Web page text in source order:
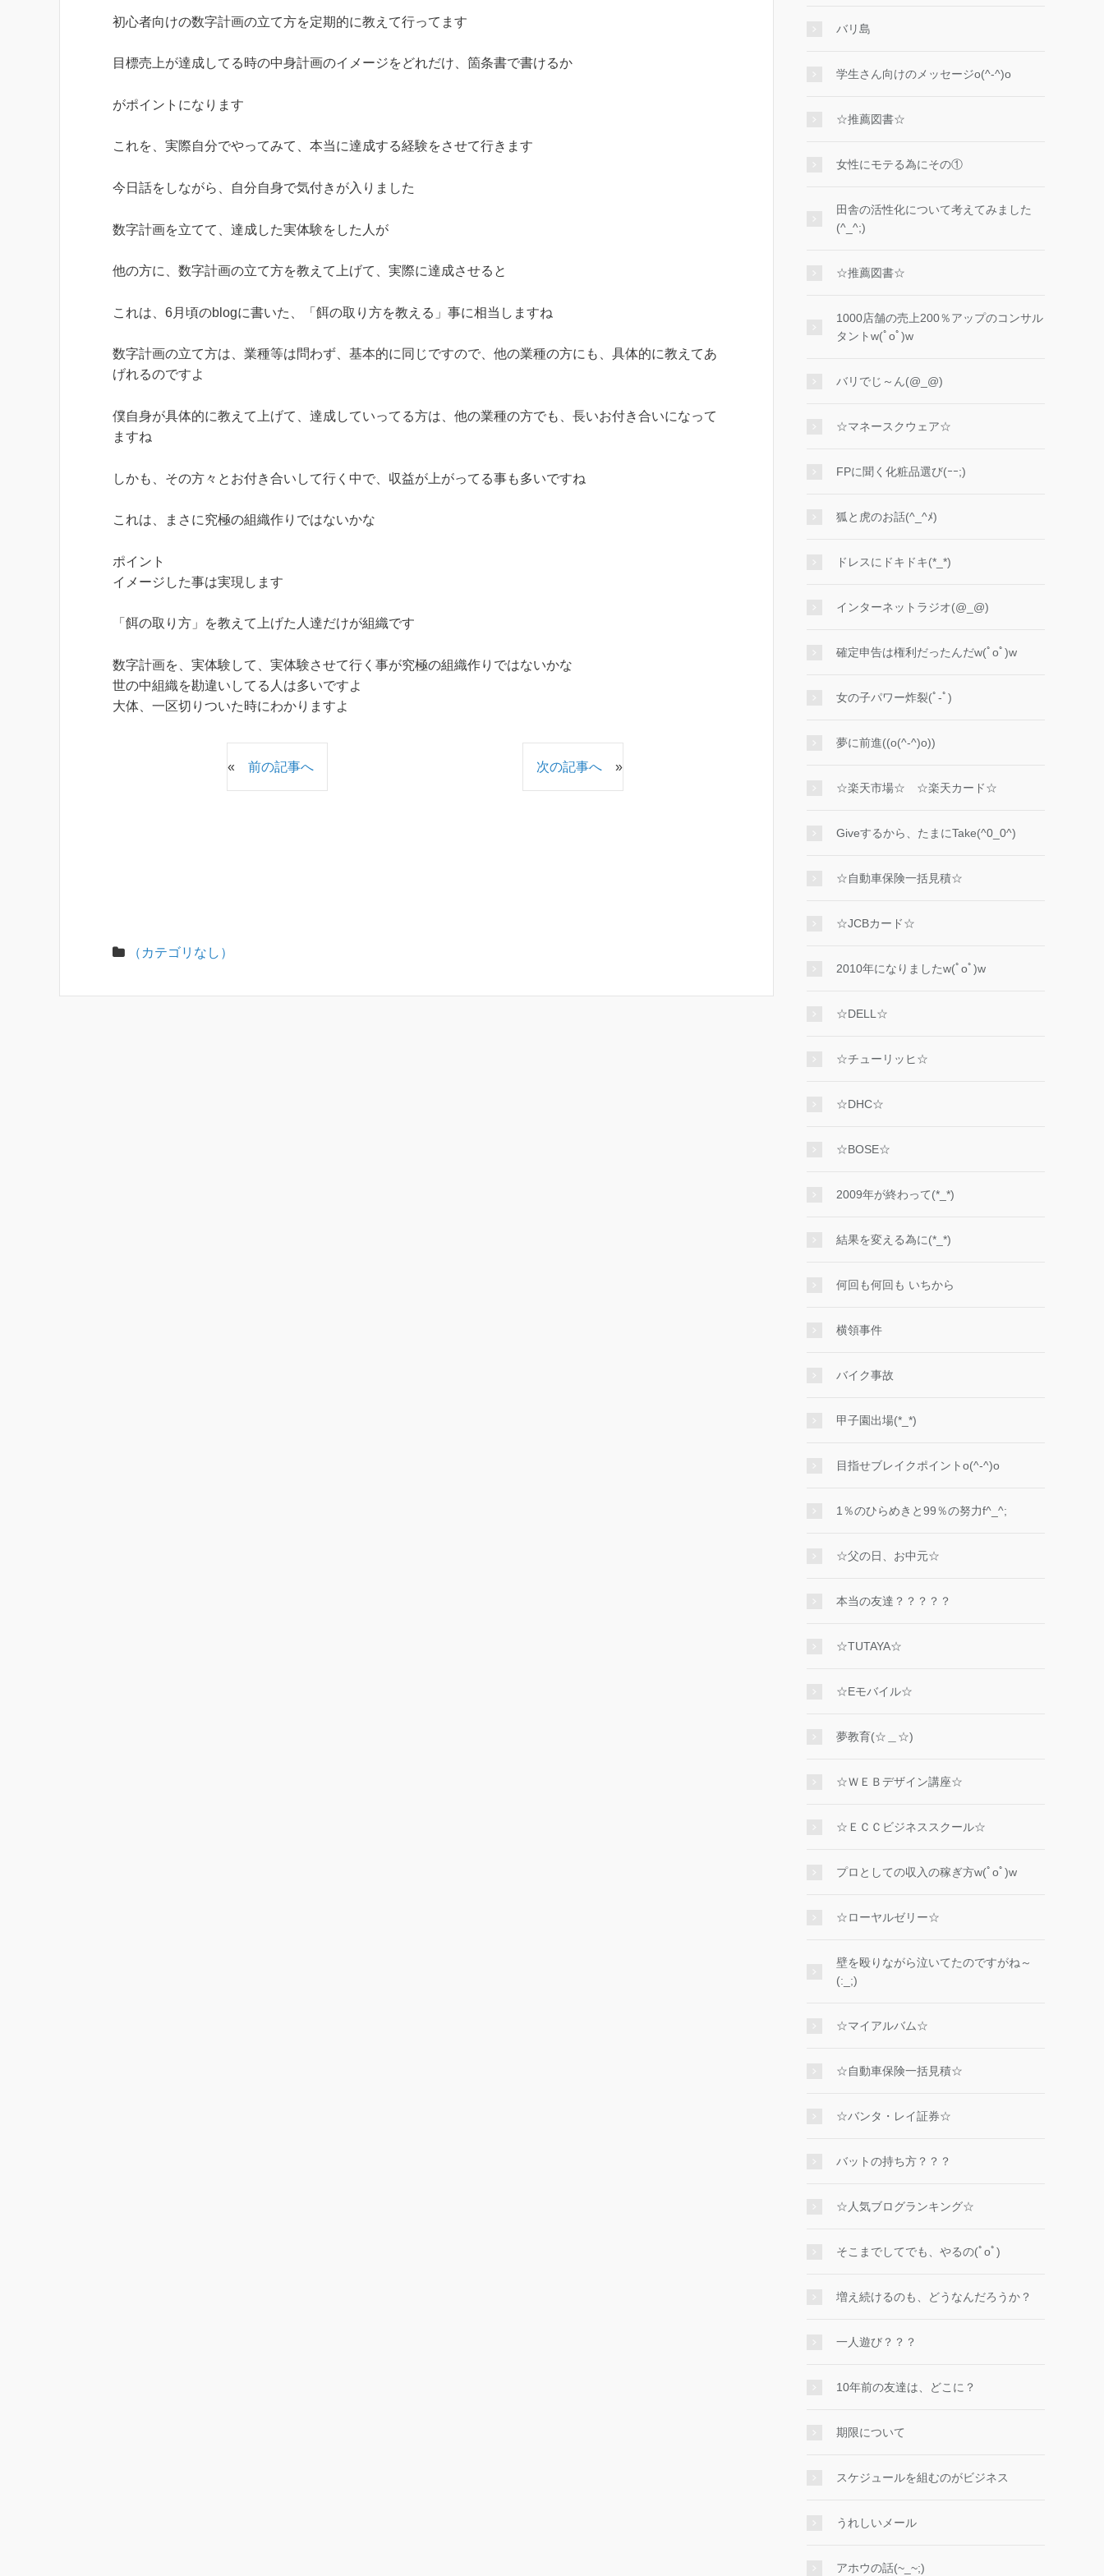
初心者向けの数字計画の立て方を定期的に教えて行ってます
目標売上が達成してる時の中身計画のイメージをどれだけ、箇条書で書けるか
がポイントになります
これを、実際自分でやってみて、本当に達成する経験をさせて行きます
今日話をしながら、自分自身で気付きが入りました
数字計画を立てて、達成した実体験をした人が
他の方に、数字計画の立て方を教えて上げて、実際に達成させると
これは、6月頃のblogに書いた、「餌の取り方を教える」事に相当しますね
数字計画の立て方は、業種等は問わず、基本的に同じですので、他の業種の方にも、具体的に教えてあ
げれるのですよ
僕自身が具体的に教えて上げて、達成していってる方は、他の業種の方でも、長いお付き合いになって
ますね
しかも、その方々とお付き合いして行く中で、収益が上がってる事も多いですね
これは、まさに究極の組織作りではないかな
ポイント
イメージした事は実現します
「餌の取り方」を教えて上げた人達だけが組織です
数字計画を、実体験して、実体験させて行く事が究極の組織作りではないかな
世の中組織を勘違いしてる人は多いですよ
大体、一区切りついた時にわかりますよ
« 前の記事へ 次の記事へ »
（カテゴリなし）
バリ島
学生さん向けのメッセージo(^-^)o
☆推薦図書☆
女性にモテる為にその①
田舎の活性化について考えてみました
(^_^;)
☆推薦図書☆
1000店舗の売上200％アップのコンサル
タントw(ﾟoﾟ)w
バリでじ～ん(@_@)
☆マネースクウェア☆
FPに聞く化粧品選び(ｰｰ;)
狐と虎のお話(^_^ﾒ)
ドレスにドキドキ(*_*)
インターネットラジオ(@_@)
確定申告は権利だったんだw(ﾟoﾟ)w
女の子パワー炸裂(ﾟ-ﾟ)
夢に前進((o(^-^)o))
☆楽天市場☆ ☆楽天カード☆
Giveするから、たまにTake(^0_0^)
☆自動車保険一括見積☆
☆JCBカード☆
2010年になりましたw(ﾟoﾟ)w
☆DELL☆
☆チューリッヒ☆
☆DHC☆
☆BOSE☆
2009年が終わって(*_*)
結果を変える為に(*_*)
何回も何回も いちから
横領事件
バイク事故
甲子園出場(*_*)
目指せブレイクポイントo(^-^)o
1％のひらめきと99％の努力f^_^;
☆父の日、お中元☆
本当の友達？？？？？
☆TUTAYA☆
☆Eモバイル☆
夢教育(☆＿☆)
☆ＷＥＢデザイン講座☆
☆ＥＣＣビジネススクール☆
プロとしての収入の稼ぎ方w(ﾟoﾟ)w
☆ローヤルゼリー☆
壁を殴りながら泣いてたのですがね～
(:_;)
☆マイアルバム☆
☆自動車保険一括見積☆
☆バンタ・レイ証券☆
バットの持ち方？？？
☆人気ブログランキング☆
そこまでしてでも、やるの(ﾟoﾟ)
増え続けるのも、どうなんだろうか？
一人遊び？？？
10年前の友達は、どこに？
期限について
スケジュールを組むのがビジネス
うれしいメール
アホウの話(~_~;)